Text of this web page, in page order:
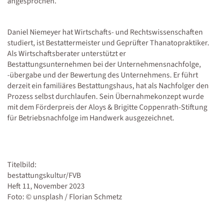
Daniel Niemeyer hat Wirtschafts- und Rechtswissenschaften
studiert, ist Bestattermeister und Geprüfter Thanatopraktiker.
Als Wirtschaftsberater unterstützt er
Bestattungsunternehmen bei der Unternehmensnachfolge,
-übergabe und der Bewertung des Unternehmens. Er führt
derzeit ein familiäres Bestattungshaus, hat als Nachfolger den
Prozess selbst durchlaufen. Sein Übernahmekonzept wurde
mit dem Förderpreis der Aloys & Brigitte Coppenrath-Stiftung
für Betriebsnachfolge im Handwerk ausgezeichnet.
Titelbild:
bestattungskultur/FVB
Heft 11, November 2023
Foto: © unsplash / Florian Schmetz